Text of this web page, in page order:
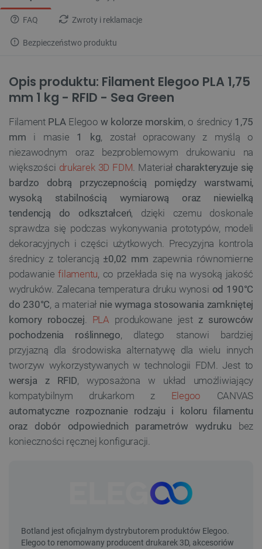
FAQ Zwroty i reklamacje
Bezpieczeństwo produktu
Opis produktu: Filament Elegoo PLA 1,75
mm 1 kg - RFID - Sea Green
Filament PLAElegoow kolorze morskim, o średnicy 1,75
mm i masie 1 kg, został opracowany z myślą o
niezawodnym oraz bezproblemowym drukowaniu na
większości drukarek 3D FDM. Materiał charakteryzuje się
bardzo dobrą przyczepnością pomiędzy warstwami,
wysoką stabilnością wymiarową oraz niewielką
tendencją do odkształceń, dzięki czemu doskonale
sprawdza się podczas wykonywania prototypów, modeli
dekoracyjnych i części użytkowych. Precyzyjna kontrola
średnicy z tolerancją ±0,02 mm zapewnia równomierne
podawaniefilamentu, co przekłada się na wysoką jakość
wydruków. Zalecana temperatura druku wynosi od 190°C
do 230°C, a materiał nie wymaga stosowania zamkniętej
komory roboczej. PLA produkowane jestz surowców
pochodzenia roślinnego, dlatego stanowi bardziej
przyjazną dla środowiska alternatywę dla wielu innych
tworzyw wykorzystywanych w technologii FDM. Jest to
wersja z RFID, wyposażona w układ umożliwiający
kompatybilnym drukarkom z Elegoo CANVAS
automatyczne rozpoznanie rodzaju i koloru filamentu
oraz dobór odpowiednich parametrów wydruku bez
konieczności ręcznej konfiguracji.